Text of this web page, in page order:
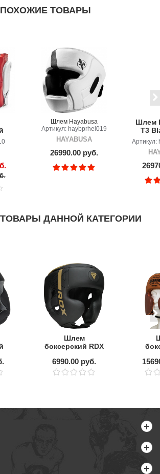
ПОХОЖИЕ ТОВАРЫ
Шлем Hayabusa
Артикул: haybprhel019
HAYABUSA
26990.00 руб.
Шлем
T3
Артикул:
ДАННОЙ КАТЕГОРИИ
Шлем
боксерский RDX
защитой щёк,
черный-золотой
6990.00 руб.